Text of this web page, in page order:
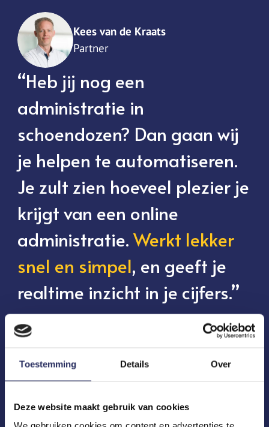
Toestemming Details Over
Deze website maakt gebruik van cookies
Kees van de Kraats
Partner
“Heb jij nog een
administratie in
schoendozen? Dan gaan wij
je helpen te automatiseren.
Je zult zien hoeveel plezier je
krijgt van een online
administratie.Werkt lekker
snel en simpel, en geeft je
realtime inzicht in je cijfers.”